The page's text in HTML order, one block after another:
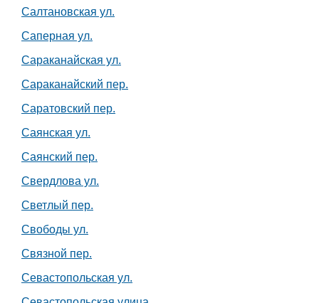
Салтановская ул.
Саперная ул.
Сараканайская ул.
Сараканайский пер.
Саратовский пер.
Саянская ул.
Саянский пер.
Свердлова ул.
Светлый пер.
Свободы ул.
Связной пер.
Севастопольская ул.